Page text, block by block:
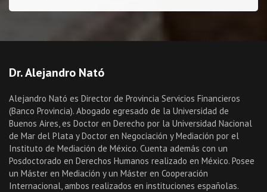
Dr. Alejandro Nató
Alejandro Nató es Director de Provincia Servicios Financieros
(Banco Provincia). Abogado egresado de la Universidad de
Buenos Aires, es Doctor en Derecho por la Universidad Nacional
de Mar del Plata y Doctor en Negociación y Mediación por el
Instituto de Mediación de México. Cuenta además con un
Posdoctorado en Derechos Humanos realizado en México. Posee
un Máster en Mediación y un Máster en Cooperación
Internacional, ambos realizados en instituciones españolas.